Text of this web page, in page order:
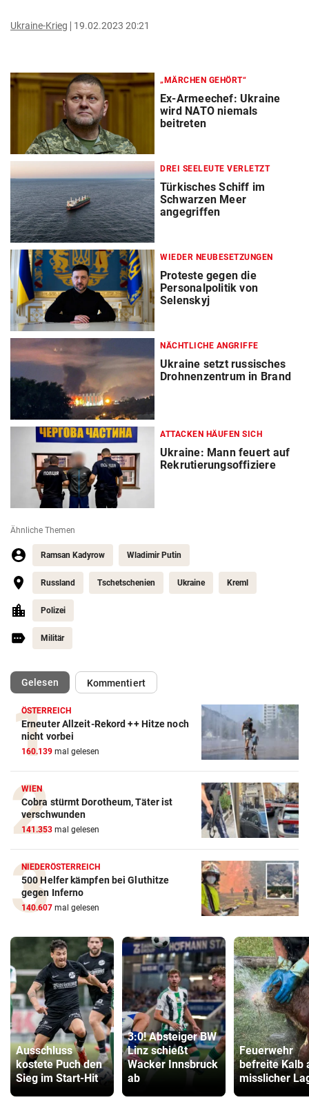
Ukraine-Krieg 19.02.2023 20:21
„MÄRCHEN GEHÖRT“
Ex-Armeechef: Ukraine
wird NATO niemals
beitreten
DREI SEELEUTE VERLETZT
Türkisches Schiff im
Schwarzen Meer
angegriffen
WIEDER NEUBESETZUNGEN
Proteste gegen die
Personalpolitik von
Selenskyj
NÄCHTLICHE ANGRIFFE
Ukraine setzt russisches
Drohnenzentrum in Brand
ATTACKEN HÄUFEN SICH
Ukraine: Mann feuert auf
Rekrutierungsoffiziere
Ähnliche Themen
Ramsan Kadyrow Wladimir Putin
Russland Tschetschenien Ukraine Kreml
Polizei
Militär
Gelesen(ausgewählt)Kommentiert
ÖSTERREICH
Erneuter Allzeit-Rekord ++ Hitze noch
nicht vorbei
160.139 mal gelesen
WIEN
Cobra stürmt Dorotheum, Täter ist
verschwunden
141.353 mal gelesen
NIEDERÖSTERREICH
500 Helfer kämpfen bei Gluthitze
gegen Inferno
140.607 mal gelesen
Ausschluss
kostete Puch den
Sieg im Start-Hit
3:0! Absteiger BW
Linz schießt
Wacker Innsbruck
ab
Feuerwehr
befreite Kalb
misslicher